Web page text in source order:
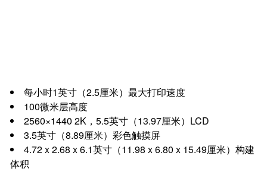
每小时1英寸（2.5厘米）最大打印速度
100微米层高度
2560×1440 2K，5.5英寸（13.97厘米）LCD
3.5英寸（8.89厘米）彩色触摸屏
4.72 x 2.68 x 6.1英寸（11.98 x 6.80 x 15.49厘米）构建
体积